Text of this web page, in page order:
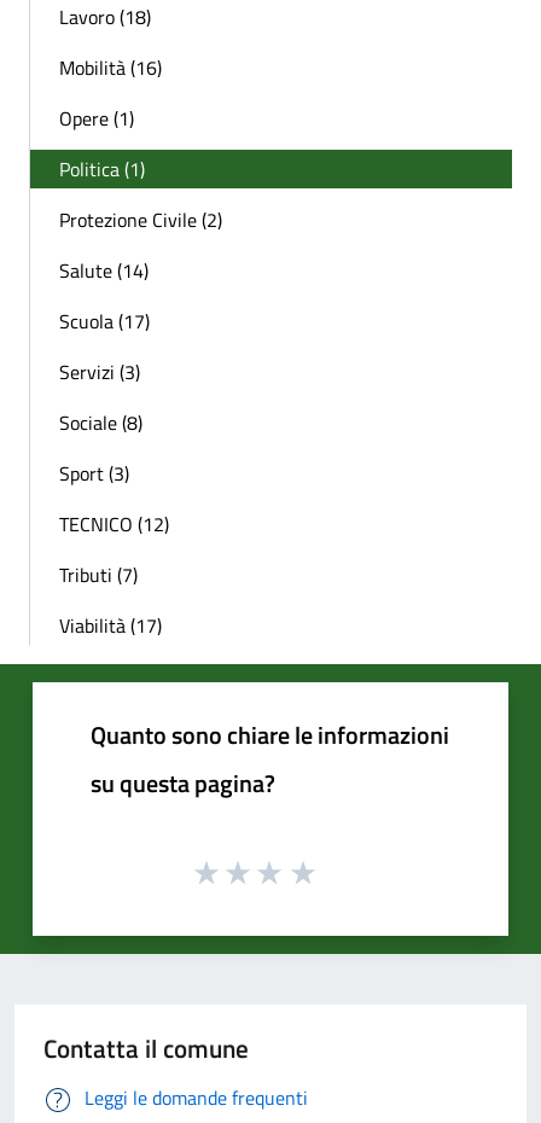
Lavoro (18)
Mobilità (16)
Opere (1)
Politica (1)
Protezione Civile (2)
Salute (14)
Scuola (17)
Servizi (3)
Sociale (8)
Sport (3)
TECNICO (12)
Tributi (7)
Viabilità (17)
Quanto sono chiare le informazioni
su questa pagina?
Contatta il comune
Leggi le domande frequenti